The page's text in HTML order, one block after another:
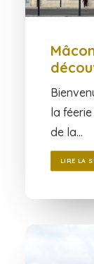
la
de la…
LIRE LA